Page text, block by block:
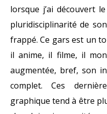
lorsque j’ai découvert
pluridisciplinarité de
frappé. Ce gars est un
il anime, il filme, il
augmentée, bref, son
complet. Ces
graphique tend à être